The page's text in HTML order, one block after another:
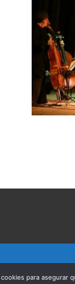
cookies para asegurar